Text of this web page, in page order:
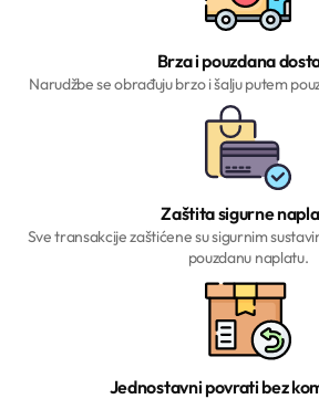
Brza i pouzdana
Narudžbe se obrađuju brzo i šalju putem
Zaštita sigurne
Sve transakcije zaštićene su sigurnim
pouzdanu naplatu.
Jednostavni povrati bez